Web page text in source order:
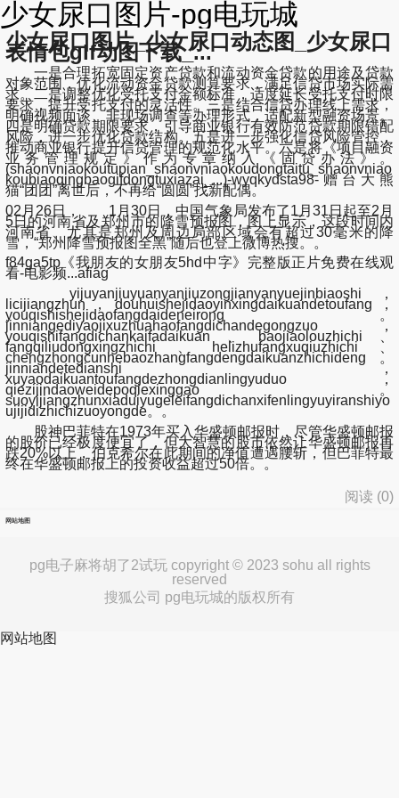
少女尿口图片-pg电玩城
少女尿口图片_少女尿口动态图_少女尿口
表情包gif动图下载_...
一是合理拓宽固定资产贷款和流动资金贷款的用途及贷款
对象范围，优化流动资金贷款测算要求，满足信贷市场实际需
求。二是调整优化受托支付金额标准，适度延长受托支付时限
要求，提升受托支付的灵活性。三是结合信贷办理线上需求，
明确视频面谈、非现场调查等办理形式，适配新型融资场景。
四是明确贷款期限要求，引导商业银行有效防范贷款期限错配
风险，进一步优化贷款结构。五是进一步强化信贷风险管控，
推动商业银行提升信贷管理的规范化水平。六是将《项目融资
业务管理规定》作为专章纳入《固贷办法》。
(shaonvniaokoutupian_shaonvniaokoudongtaitu_shaonvniao
koubiaoqingbaogifdongtuxiazai_...)-wyqkydsta98-赠台大熊
猫“团团”离世后，不再给“圆圆”找新配偶。
02月26日， 1月30日，中国气象局发布了1月31日起至2月
5日的河南省及郑州市的降雪预报图，图上显示，这段时间内
河南省、尤其是郑州及周边局部区域会有超过30毫米的降
雪，“郑州降雪预报图全黑”随后也登上微博热搜。。
f84ga5tp《我朋友的女朋友5hd中字》完整版正片免费在线观
看-电影频...afiag
yijuyanjiuyuanyanjiuzongjianyanyuejinbiaoshi，
licijiangzhun，douhuishejidaoyinxingdaikuandetoufang，
youqishishejidaofangdaideneirong。
jinniangediyaojixuzhuahaofangdichandegongzuo，
youqishifangdichankaifadaikuan、baojiaolouzhichi、
fangqiliudongxingzhichi、helizhufangxuqiuzhichi、
chengzhongcunhebaozhangfangdengdaikuanzhichideng。
jinniandetedianshi，
xuyaodaikuantoufangdezhongdianlingyuduo，
qiezijindaoweidepoqiexinggao。
suoyijiangzhunxiaduiyugeleifangdichanxifenlingyuyiranshiyo
ujijidizhichizuoyongde。。
股神巴菲特在1973年买入华盛顿邮报时，尽管华盛顿邮报
的股价已经极度便宜了，但大智慧的股市依然让华盛顿邮报再
跌20%以上，伯克希尔在此期间的净值遭遇腰斩，但巴菲特最
终在华盛顿邮报上的投资收益超过50倍。。
阅读 (0)
网站地图
pg电子麻将胡了2试玩 copyright © 2023 sohu all rights
reserved
搜狐公司 pg电玩城的版权所有
网站地图